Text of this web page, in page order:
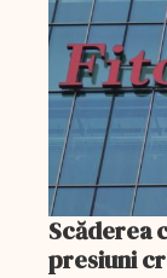
Scăderea
presiuni